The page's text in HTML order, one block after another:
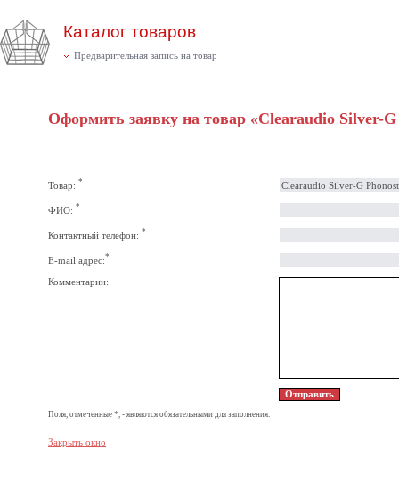
Каталог товаров
Предварительная запись на товар
Оформить заявку на товар «Clearaudio Silver-G
Товар: *
ФИО: *
Контактный телефон: *
E-mail адрес:*
Комментарии:
Поля, отмеченные *, - являются обязательными для заполнения.
Закрыть окно